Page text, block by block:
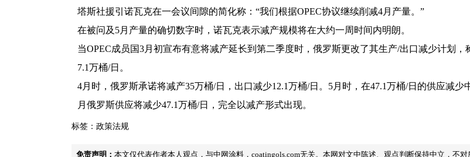
塔斯社援引诺瓦克在一会议间隙的简化称：“我们根据OPEC协议继续削减4月产量。”
在被问及5月产量的确切数字时，诺瓦克表示减产规模将在大约一周时间内明朗。
当OPEC成员国3月初宣布有意将减产延长到第二季度时，俄罗斯更改了其生产/出口减少计划
7.1万桶/日。
4月时，俄罗斯承诺将减产35万桶/日，出口减少12.1万桶/日。5月时，在47.1万桶/日的供应减
月俄罗斯供应将减少47.1万桶/日，完全以减产形式出现。
标签： 政策法规
免责声明： 本文仅代表作者本人观点，与中网涂料，coatingols.com无关。本网对文中陈述、观点判断保持中立，不